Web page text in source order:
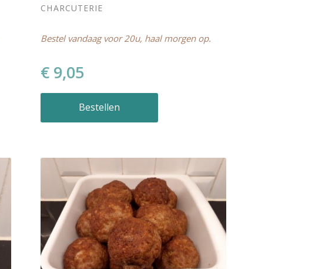
CHARCUTERIE
Bestel vandaag voor 20u, haal morgen op.
€ 9,05
Bestellen